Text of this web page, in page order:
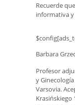
Recuerde
informativa
Barbara
Profesor
y
Varsovia.
Krasińskiego